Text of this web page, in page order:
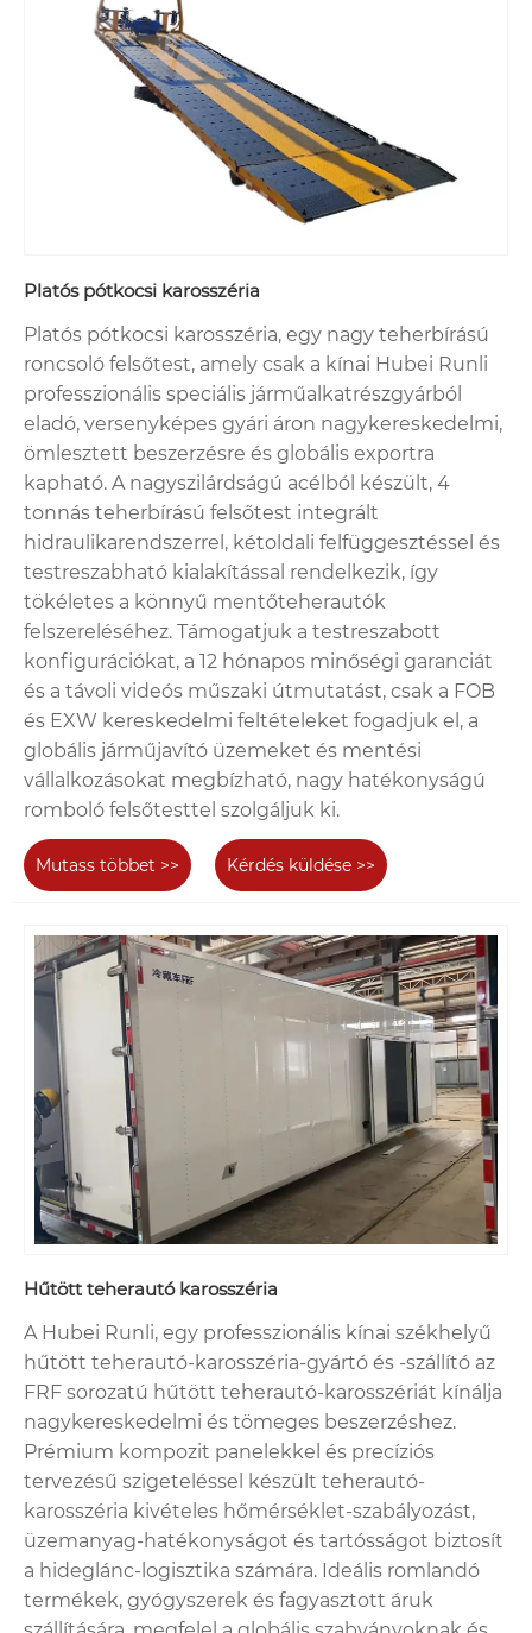
Platós pótkocsi karosszéria
Platós pótkocsi karosszéria, egy nagy teherbírású
roncsoló felsőtest, amely csak a kínai Hubei Runli
professzionális speciális járműalkatrészgyárból
eladó, versenyképes gyári áron nagykereskedelmi,
ömlesztett beszerzésre és globális exportra
kapható. A nagyszilárdságú acélból készült, 4
tonnás teherbírású felsőtest integrált
hidraulikarendszerrel, kétoldali felfüggesztéssel és
testreszabható kialakítással rendelkezik, így
tökéletes a könnyű mentőteherautók
felszereléséhez. Támogatjuk a testreszabott
konfigurációkat, a 12 hónapos minőségi garanciát
és a távoli videós műszaki útmutatást, csak a FOB
és EXW kereskedelmi feltételeket fogadjuk el, a
globális járműjavító üzemeket és mentési
vállalkozásokat megbízható, nagy hatékonyságú
romboló felsőtesttel szolgáljuk ki.
Mutass többet >> Kérdés küldése >>
Hűtött teherautó karosszéria
A Hubei Runli, egy professzionális kínai székhelyű
hűtött teherautó-karosszéria-gyártó és -szállító az
FRF sorozatú hűtött teherautó-karosszériát kínálja
nagykereskedelmi és tömeges beszerzéshez.
Prémium kompozit panelekkel és precíziós
tervezésű szigeteléssel készült teherautó-
karosszéria kivételes hőmérséklet-szabályozást,
üzemanyag-hatékonyságot és tartósságot biztosít
a hideglánc-logisztika számára. Ideális romlandó
termékek, gyógyszerek és fagyasztott áruk